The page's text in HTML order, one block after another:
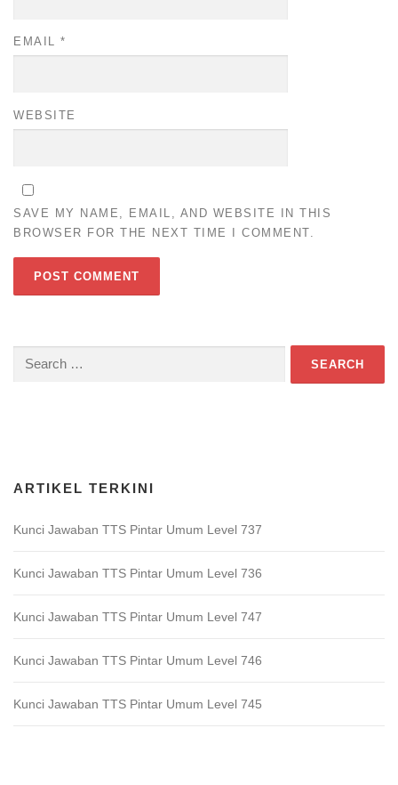
EMAIL *
WEBSITE
SAVE MY NAME, EMAIL, AND WEBSITE IN THIS
BROWSER FOR THE NEXT TIME I COMMENT.
Search
ARTIKEL TERKINI
Kunci Jawaban TTS Pintar Umum Level 737
Kunci Jawaban TTS Pintar Umum Level 736
Kunci Jawaban TTS Pintar Umum Level 747
Kunci Jawaban TTS Pintar Umum Level 746
Kunci Jawaban TTS Pintar Umum Level 745